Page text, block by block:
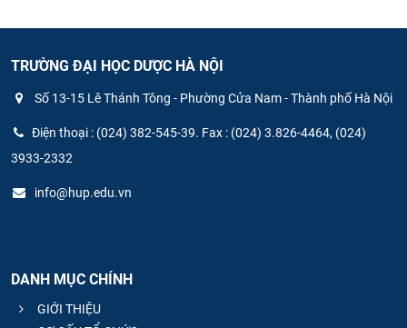
TRƯỜNG ĐẠI HỌC DƯỢC HÀ NỘI
Số 13-15 Lê Thánh Tông - Phường Cửa Nam - Thành phố Hà Nội
Điện thoại : (024) 382-545-39. Fax : (024) 3.826-4464, (024)
3933-2332
info@hup.edu.vn
DANH MỤC CHÍNH
GIỚI THIỆU